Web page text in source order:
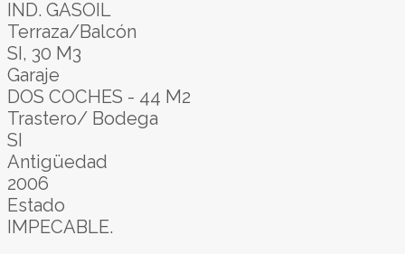
IND. GASOIL
Terraza/Balcón
SI, 30 M3
Garaje
DOS COCHES - 44 M2
Trastero/ Bodega
SI
Antigüedad
2006
Estado
IMPECABLE.